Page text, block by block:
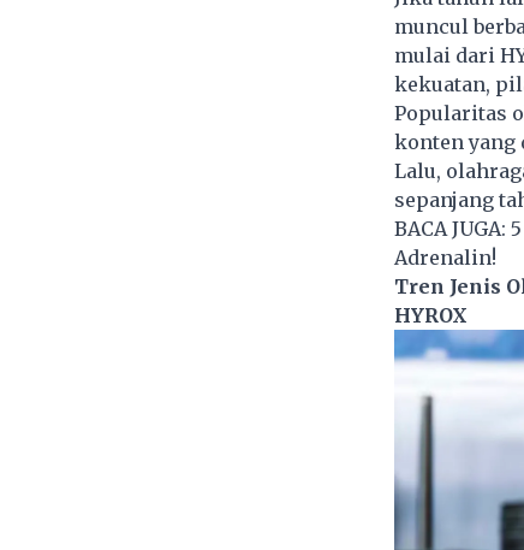
muncul
mulai dari
kekuatan,
Popularitas
konten yang
Lalu,
sepanjang
BACA JUGA:
Adrenalin!
Tren Jenis
HYROX